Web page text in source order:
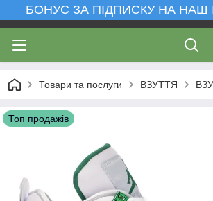
БОНУС ЗА ПІДПИСКУ НА НАШ
Товари та послуги ВЗУТТЯ
Топ продажів